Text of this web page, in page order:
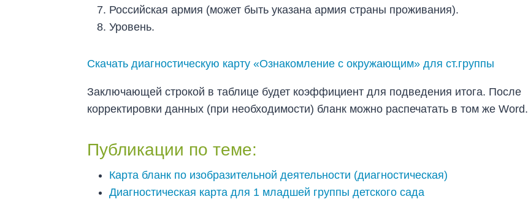
Российская армия (может быть указана армия страны проживания).
Уровень.
Скачать диагностическую карту «Ознакомление с окружающим» для ст.группы
Заключающей строкой в таблице будет коэффициент для подведения итога. После
корректировки данных (при необходимости) бланк можно распечатать в том же Word.
Публикации по теме:
Карта бланк по изобразительной деятельности (диагностическая)
Диагностическая карта для 1 младшей группы детского сада